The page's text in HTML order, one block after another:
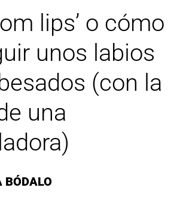
lips’ o cómo
unos labios
(con la
una
BÓDALO